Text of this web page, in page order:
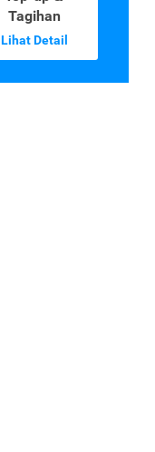
Tagihan
Lihat Detail